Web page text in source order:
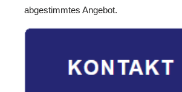
abgestimmtes Angebot.